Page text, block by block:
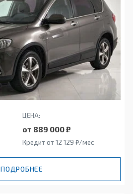
ЦЕНА:
от 889 000 ₽
Кредит от 12 129 ₽/мес
ПОДРОБНЕЕ